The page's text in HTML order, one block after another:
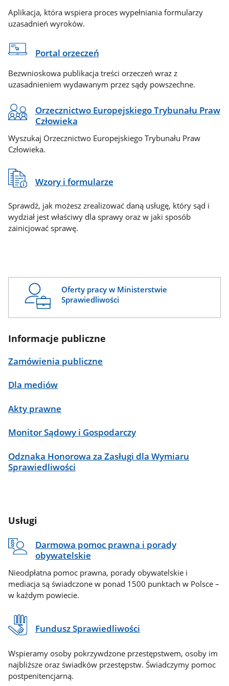
Aplikacja, która wspiera proces wypełniania formularzy
uzasadnień wyroków.
Portal orzeczeń
Bezwnioskowa publikacja treści orzeczeń wraz z
uzasadnieniem wydawanym przez sądy powszechne.
Orzecznictwo Europejskiego Trybunału Praw
Człowieka
Wyszukaj Orzecznictwo Europejskiego Trybunału Praw
Człowieka.
Wzory i formularze
Sprawdź, jak możesz zrealizować daną usługę, który sąd i
wydział jest właściwy dla sprawy oraz w jaki sposób
zainicjować sprawę.
Oferty pracy w Ministerstwie
Sprawiedliwości
Informacje publiczne
Zamówienia publiczne
Dla mediów
Akty prawne
Monitor Sądowy i Gospodarczy
Odznaka Honorowa za Zasługi dla Wymiaru
Sprawiedliwości
Usługi
Darmowa pomoc prawna i porady
obywatelskie
Nieodpłatna pomoc prawna, porady obywatelskie i
mediacja są świadczone w ponad 1500 punktach w Polsce –
w każdym powiecie.
Fundusz Sprawiedliwości
Wspieramy osoby pokrzywdzone przestępstwem, osoby im
najbliższe oraz świadków przestępstw. Świadczymy pomoc
postpenitencjarną.